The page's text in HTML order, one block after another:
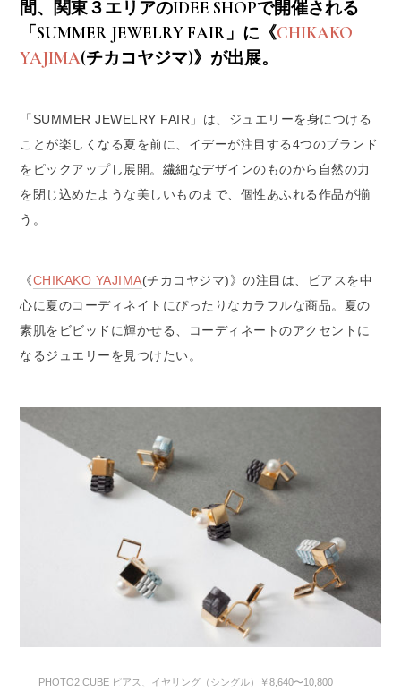
間、関東３エリアのIDEE SHOPで開催される
「SUMMER JEWELRY FAIR」に《CHIKAKO
YAJIMA(チカコヤジマ)》が出展。
「SUMMER JEWELRY FAIR」は、ジュエリーを身につける
ことが楽しくなる夏を前に、イデーが注目する4つのブランド
をピックアップし展開。繊細なデザインのものから自然の力
を閉じ込めたような美しいものまで、個性あふれる作品が揃
う。
《CHIKAKO YAJIMA(チカコヤジマ)》の注目は、ピアスを中
心に夏のコーディネイトにぴったりなカラフルな商品。夏の
素肌をビビッドに輝かせる、コーディネートのアクセントに
なるジュエリーを見つけたい。
PHOTO2:CUBE ピアス、イヤリング（シングル）￥8,640〜10,800